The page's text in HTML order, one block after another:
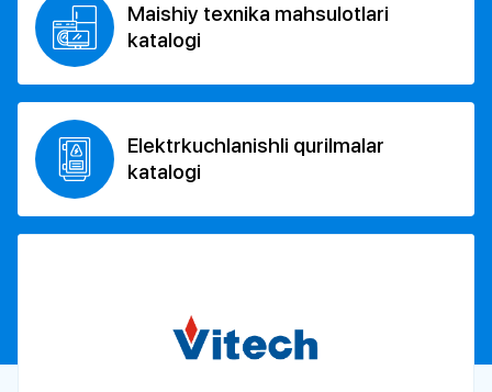
Maishiy texnika mahsulotlari
katalogi
Elektrkuchlanishli qurilmalar
katalogi